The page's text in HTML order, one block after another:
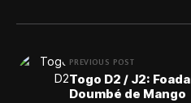
PREVIOUS POST
Togo D2 / J2:
Doumbé de Mango